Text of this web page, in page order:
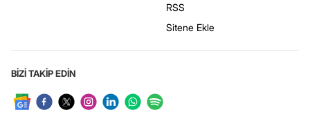
RSS
Sitene Ekle
BİZİ TAKİP EDİN